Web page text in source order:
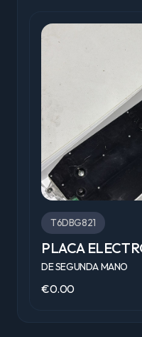
T6DBG821
PIEZAS/
DE SEGUNDA MANO
€0.00